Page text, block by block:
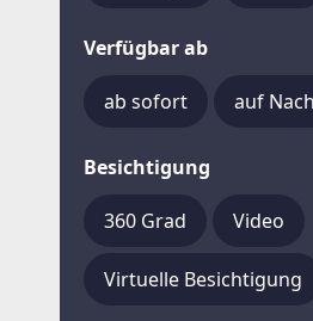
Verfügbar ab
ab sofort auf
Besichtigung
360 Grad Video
Virtuelle Besichtigung